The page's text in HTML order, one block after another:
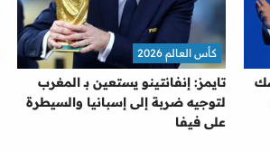
تايمز: إنفانتينو يستعين بـ المغرب
لتوجيه ضربة إلى إسبانيا والسيطرة
على فيفا
كأس العالم 2026